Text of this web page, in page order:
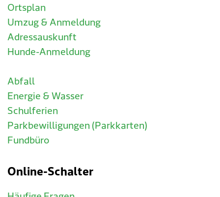
Ortsplan
Umzug & Anmeldung
Adressauskunft
Hunde-Anmeldung
Abfall
Energie & Wasser
Schulferien
Parkbewilligungen (Parkkarten)
Fundbüro
Online-Schalter